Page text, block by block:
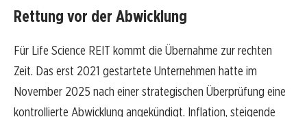
Rettung vor der Abwicklung
Für Life Science REIT kommt die Übernahme zur rechten
Zeit. Das erst 2021 gestartete Unternehmen hatte im
November 2025 nach einer strategischen Überprüfung eine
kontrollierte Abwicklung angekündigt. Inflation, steigende